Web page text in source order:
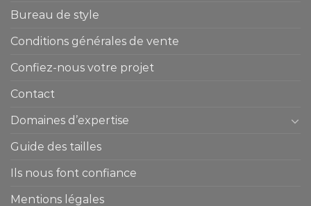
Bureau de style
Conditions générales de vente
Confiez-nous votre projet
Contact
Domaines d’expertise
Guide des tailles
Ils nous font confiance
Mentions légales